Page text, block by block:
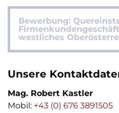
Bewerbung:
westliches
Unsere
Mag. Robert Kastler
Mobil: +43 (0) 676 3891505